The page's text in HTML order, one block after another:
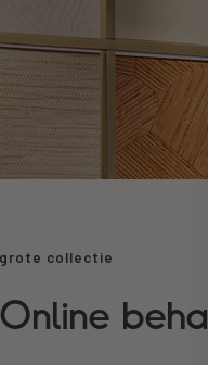
grote collectie
Online